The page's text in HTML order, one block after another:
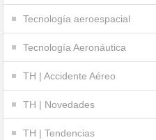
Tecnología aeroespacial
Tecnología Aeronáutica
TH | Accidente Aéreo
TH | Novedades
TH | Tendencias